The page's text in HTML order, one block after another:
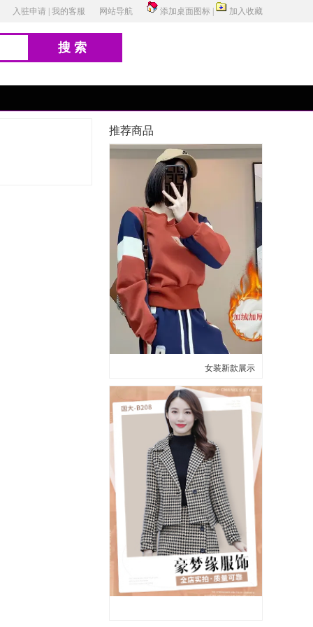
入驻申请 我的客服 网站导航 添加桌面图标 加入收藏
搜索
推荐商品
女装新款展示